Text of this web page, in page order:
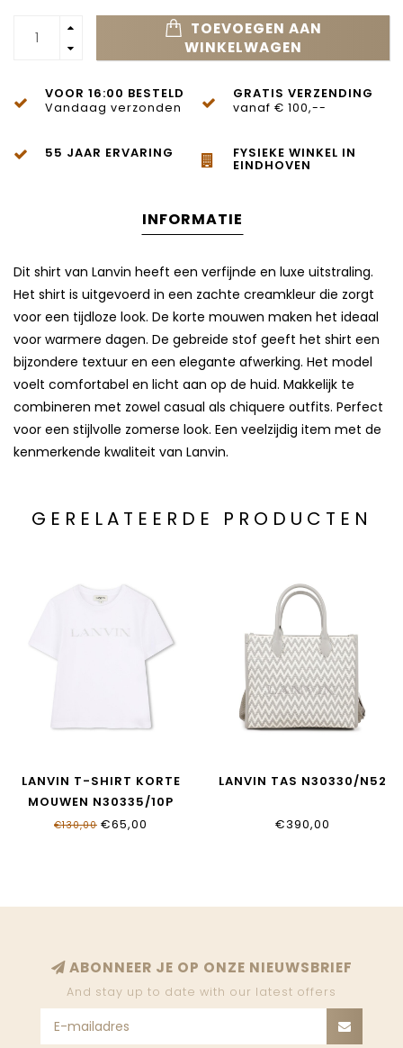
TOEVOEGEN AAN
WINKELWAGEN
VOOR 16:00 BESTELD
Vandaag verzonden
GRATIS VERZENDING
vanaf € 100,--
55 JAAR ERVARING FYSIEKE WINKEL IN
EINDHOVEN
INFORMATIE
Dit shirt van Lanvin heeft een verfijnde en luxe uitstraling.
Het shirt is uitgevoerd in een zachte creamkleur die zorgt
voor een tijdloze look. De korte mouwen maken het ideaal
voor warmere dagen. De gebreide stof geeft het shirt een
bijzondere textuur en een elegante afwerking. Het model
voelt comfortabel en licht aan op de huid. Makkelijk te
combineren met zowel casual als chiquere outfits. Perfect
voor een stijlvolle zomerse look. Een veelzijdig item met de
kenmerkende kwaliteit van Lanvin.
GERELATEERDE PRODUCTEN
LANVIN T-SHIRT KORTE
MOUWEN N30335/10P
€130,00 €65,00
LANVIN TAS N30330/N52
€390,00
ABONNEER JE OP ONZE NIEUWSBRIEF
And stay up to date with our latest offers